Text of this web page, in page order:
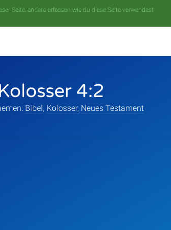
Seite, andere erfassen wie du diese Seite verwendest
4:2
Bibel, Kolosser, Neues Testament